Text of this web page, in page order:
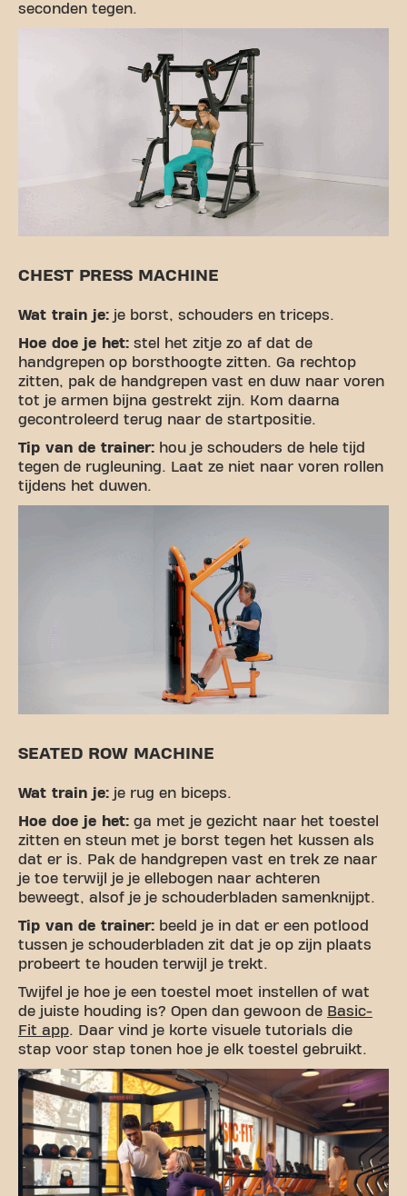
seconden tegen.
CHEST PRESS MACHINE
Wat train je: je borst, schouders en triceps.
Hoe doe je het: stel het zitje zo af dat de
handgrepen op borsthoogte zitten. Ga rechtop
zitten, pak de handgrepen vast en duw naar voren
tot je armen bijna gestrekt zijn. Kom daarna
gecontroleerd terug naar de startpositie.
Tip van de trainer: hou je schouders de hele tijd
tegen de rugleuning. Laat ze niet naar voren rollen
tijdens het duwen.
SEATED ROW MACHINE
Wat train je: je rug en biceps.
Hoe doe je het: ga met je gezicht naar het toestel
zitten en steun met je borst tegen het kussen als
dat er is. Pak de handgrepen vast en trek ze naar
je toe terwijl je je ellebogen naar achteren
beweegt, alsof je je schouderbladen samenknijpt.
Tip van de trainer: beeld je in dat er een potlood
tussen je schouderbladen zit dat je op zijn plaats
probeert te houden terwijl je trekt.
Twijfel je hoe je een toestel moet instellen of wat
de juiste houding is? Open dan gewoon de Basic-
Fit app. Daar vind je korte visuele tutorials die
stap voor stap tonen hoe je elk toestel gebruikt.